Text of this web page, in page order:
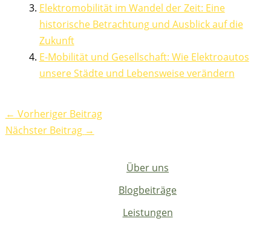
Elektromobilität im Wandel der Zeit: Eine
historische Betrachtung und Ausblick auf die
Zukunft
E-Mobilität und Gesellschaft: Wie Elektroautos
unsere Städte und Lebensweise verändern
← Vorheriger Beitrag
Nächster Beitrag →
Über uns
Blogbeiträge
Leistungen